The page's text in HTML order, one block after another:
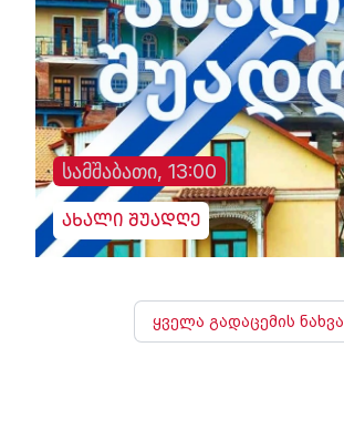
სამშაბათი, 13:00
ახალი შუადღე
ყველა გადაცემის ნახვა